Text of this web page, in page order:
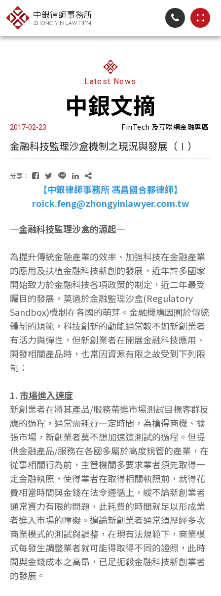
Latest News
中銀文摘
2017-02-23 FinTech 及互聯網金融專區
金融科技監理沙盒機制之現況與發展（Ⅰ）
分享：
【中銀律師事務所 馮昌國合夥律師】
roick.feng@zhongyinlawyer.com.tw
—金融科技監理沙盒的源起—
為提升傳統金融產業的效率、加強科技在金融產業
的應用及扶植金融科技新創的發展，近年許多國家
開始致力於金融科技各項政策的制定，近二年最受
矚目的發展，莫過於金融監理沙盒(Regulatory
Sandbox)機制在各國的萌芽。金融機構因囿於傳統
體制的規範，科技創新的動能通常較不如新創業者
有活力與彈性，但新創業者在開展金融科技應用、
開發相關產品時，也常因資源有限之故受到下列限
制：
1.市場進入速度
新創業者在將其產品/服務帶進市場測試目標客群反
應的過程，通常需耗費一定時間，為搶得商機、擴
張市場，新創業者莫不想加速這測試的過程。但提
供金融產品/服務在各國多屬於高度規管的產業，在
從事相關行為前，主管機關多要求業者須先取得一
定金融執照，使得業者在取得相關執照前，就得花
費相當時間與金錢在法令遵循上，縱不論新創業者
通常資力有限的問題，此耗費的時間就足以形成業
者進入市場的障礙。遑論新創業者通常須歷經多次
商業模式的測試與調整，在現有法規範下，商業模
式每發生調整業者就可能得取得不同的證照，此時
間與金錢成本之高昂，已足扼殺金融科技新創業者
的發展。